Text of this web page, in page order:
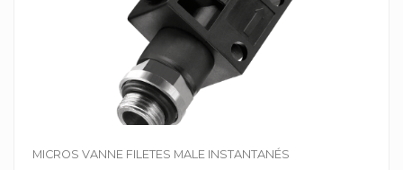
MICROS VANNE FILETES MALE INSTANTANÉS